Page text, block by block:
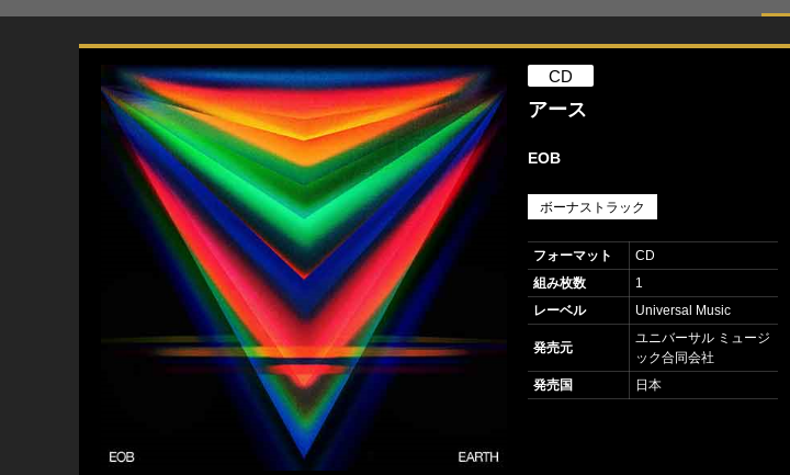
CD
アース
EOB
ボーナストラック
フォーマット
CD
組み枚数
1
レーベル
Universal Music
発売元
ユニバーサル ミュージ
ック合同会社
発売国
日本